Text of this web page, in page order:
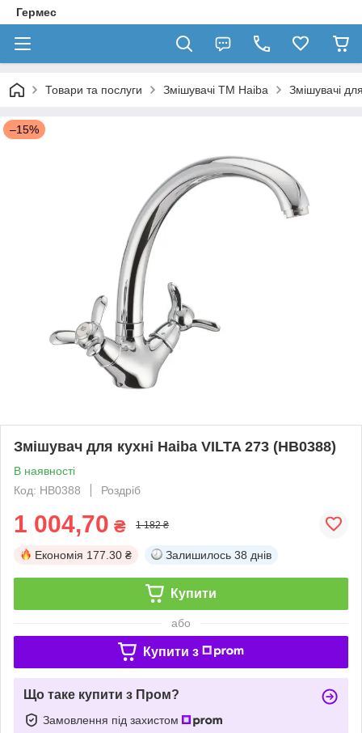
Гермес
Товари та послуги Змішувачі ТМ Haiba Змішувачі
–15%
Змішувач для кухні Haiba VILTA 273 (HB0388)
В наявності
Код: HB0388
Роздріб
1 004,70 ₴ 1 182 ₴
Економія 177.30 ₴ Залишилось 38 днів
Купити
або
Купити з
Що таке купити з Пром?
Замовлення під захистом